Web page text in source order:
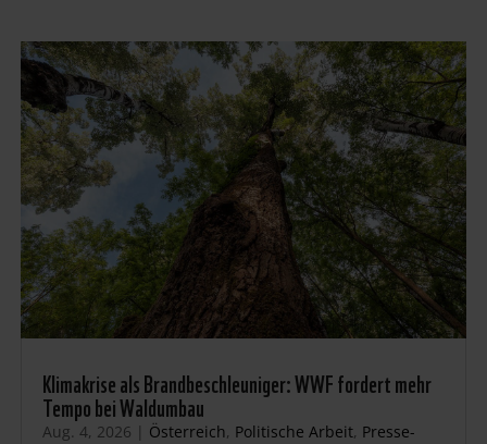
Klimakrise als Brandbeschleuniger: WWF fordert mehr
Tempo bei Waldumbau
Aug. 4, 2026 | Österreich, Politische Arbeit, Presse-